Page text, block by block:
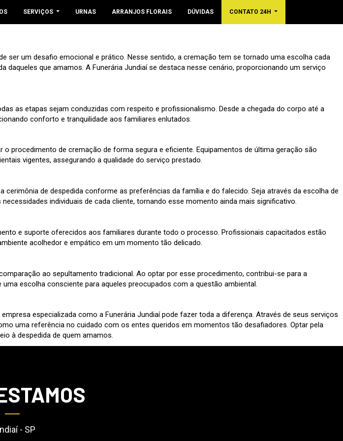
SERVIÇOS URNAS ARRANJOS FLORAIS DÚVIDAS CONTATO 24H
ser um desafio emocional e prático. Nesse sentido, a cremação tem se tornado uma escolha cada
que amamos. A Funerária Jundiaí se destaca nesse cenário, proporcionando um serviço
as etapas sejam conduzidas com respeito e profissionalismo. Desde a chegada do corpo até a
conforto e tranquilidade aos familiares enlutados.
procedimento de cremação de forma segura e eficiente. Equipamentos de última geração são
vigentes, assegurando a qualidade do serviço prestado.
de despedida conforme as preferências da família e do falecido. Seja através da escolha de
individuais de cada cliente, tornando esse momento ainda mais significativo.
e suporte oferecidos aos familiares durante todo o processo. Profissionais capacitados estão
acolhedor e empático em um momento tão delicado.
ao sepultamento tradicional. Ao optar por esse procedimento, contribui-se para a
escolha consciente para aqueles preocupados com a questão ambiental.
especializada como a Funerária Jundiaí pode fazer toda a diferença. Através de seus serviços
uma referência no cuidado com os entes queridos em momentos tão desafiadores. Optar pela
à despedida de quem amamos.
- SP